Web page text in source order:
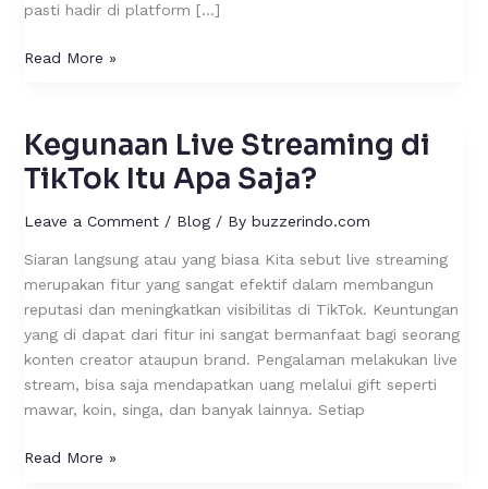
pasti hadir di platform […]
Read More »
Kegunaan Live Streaming di
TikTok Itu Apa Saja?
Leave a Comment / Blog/ By buzzerindo.com
Siaran langsung atau yang biasa Kita sebut live streaming
merupakan fitur yang sangat efektif dalam membangun
reputasi dan meningkatkan visibilitas di TikTok. Keuntungan
yang di dapat dari fitur ini sangat bermanfaat bagi seorang
konten creator ataupun brand. Pengalaman melakukan live
stream, bisa saja mendapatkan uang melalui gift seperti
mawar, koin, singa, dan banyak lainnya. Setiap
Kegunaan
Live
Streaming
di
Itu
Apa
Saja?
Read More »